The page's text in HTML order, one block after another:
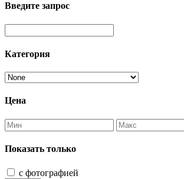
Введите запрос
Категория
Цена
Показать только
с фотографией